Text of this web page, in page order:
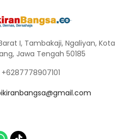
I, Tambakaji, Ngaliyan, Kota
Jawa Tengah 50185
+6287778907101